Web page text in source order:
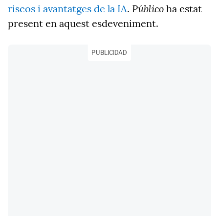
riscos i avantatges de la IA. Público ha estat
present en aquest esdeveniment.
PUBLICIDAD